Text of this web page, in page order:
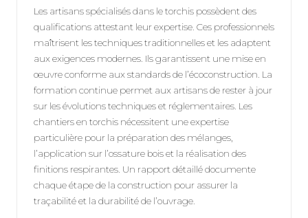
Les artisans spécialisés dans le torchis possèdent des
qualifications attestant leur expertise. Ces professionnels
maîtrisent les techniques traditionnelles et les adaptent
aux exigences modernes. Ils garantissent une mise en
œuvre conforme aux standards de l’écoconstruction. La
formation continue permet aux artisans de rester à jour
sur les évolutions techniques et réglementaires. Les
chantiers en torchis nécessitent une expertise
particulière pour la préparation des mélanges,
l’application sur l’ossature bois et la réalisation des
finitions respirantes. Un rapport détaillé documente
chaque étape de la construction pour assurer la
traçabilité et la durabilité de l’ouvrage.